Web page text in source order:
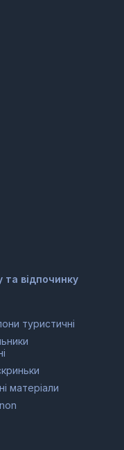
відпочинку
туристичні
матеріали